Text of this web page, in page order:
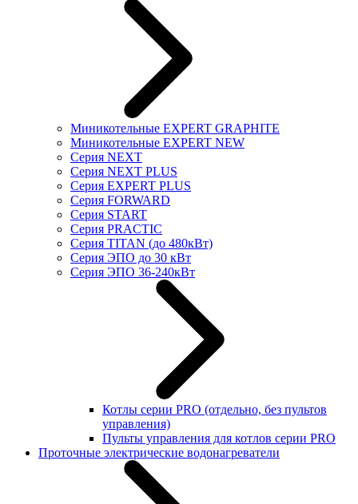
Миникотельные EXPERT GRAPHITE
Миникотельные EXPERT NEW
Серия NEXT
Серия NEXT PLUS
Серия EXPERT PLUS
Серия FORWARD
Серия START
Серия PRACTIC
Серия TITAN (до 480кВт)
Серия ЭПО до 30 кВт
Серия ЭПО 36-240кВт
Котлы серии PRO (отдельно, без пультов
управления)
Пульты управления для котлов серии PRO
Проточные электрические водонагреватели